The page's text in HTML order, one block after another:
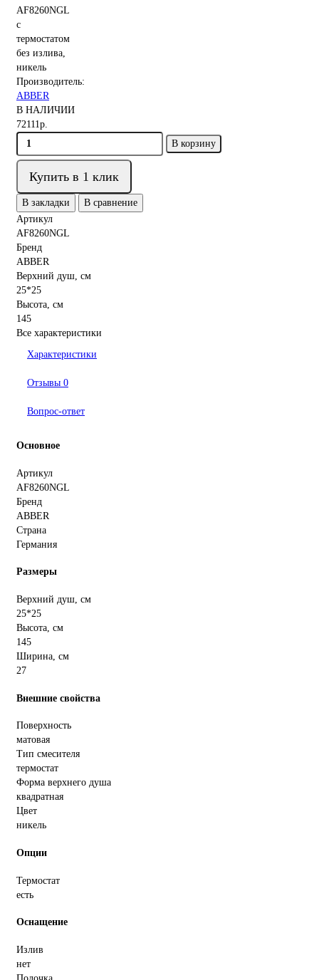
Производитель:
ABBER
В НАЛИЧИИ
72111р.
В корзину
Купить в 1 клик
В закладки
В сравнение
Артикул
AF8260NGL
Бренд
ABBER
Верхний душ, см
25*25
Высота, см
145
Все характеристики
Характеристики
Отзывы 0
Вопрос-ответ
Основное
Артикул
AF8260NGL
Бренд
ABBER
Страна
Германия
Размеры
Верхний душ, см
25*25
Высота, см
145
Ширина, см
27
Внешние свойства
Поверхность
матовая
Тип смесителя
термостат
Форма верхнего душа
квадратная
Цвет
никель
Опции
Термостат
есть
Оснащение
Излив
нет